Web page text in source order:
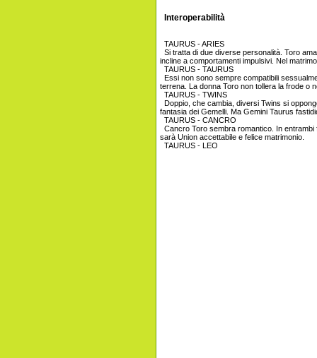
Interoperabilità
TAURUS - ARIES
Si tratta di due diverse personalità. Toro
incline a comportamenti impulsivi. Nel
TAURUS - TAURUS
Essi non sono sempre compatibili
terrena. La donna Toro non tollera la frode o
TAURUS - TWINS
Doppio, che cambia, diversi Twins si
fantasia dei Gemelli. Ma Gemini Taurus
TAURUS - CANCRO
Cancro Toro sembra romantico. In
sarà Union accettabile e felice matrimonio.
TAURUS - LEO